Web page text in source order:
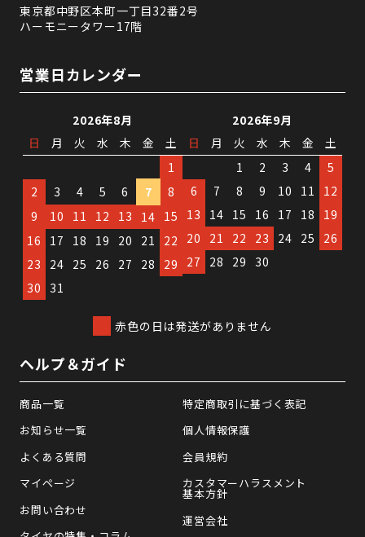
東京都中野区本町一丁目32番2号
ハーモニータワー17階
営業日カレンダー
2026年8月
日
月 火 水 木 金
土
1
2
3 4 5 6 7
8
9
10 11 12 13 14 15
16
17 18 19 20 21
22
23
24 25 26 27 28
29
30
31
2026年9月
日
月 火 水 木 金
土
1
2 3 4
5
6
7 8 9 10 11
12
13
14 15 16 17 18
19
20
21 22 23 24 25
26
27
28 29 30
赤色の日は発送がありません
ヘルプ＆ガイド
商品一覧
お知らせ一覧
よくある質問
マイページ
お問い合わせ
特定商取引に基づく表記
個人情報保護
会員規約
カスタマーハラスメント
基本方針
運営会社